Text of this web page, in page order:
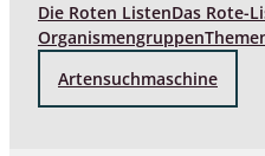
Die Roten ListenDas Rote-
Organismengruppen
Artensuchmaschine